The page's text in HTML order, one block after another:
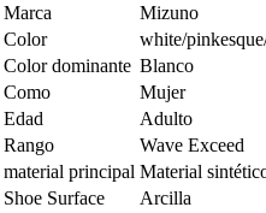
Marca
Mizuno
Color
white/
Color dominante Blanco
Como
Mujer
Edad
Adulto
Rango
Wave Exceed
material principal Material
Shoe Surface
Arcilla